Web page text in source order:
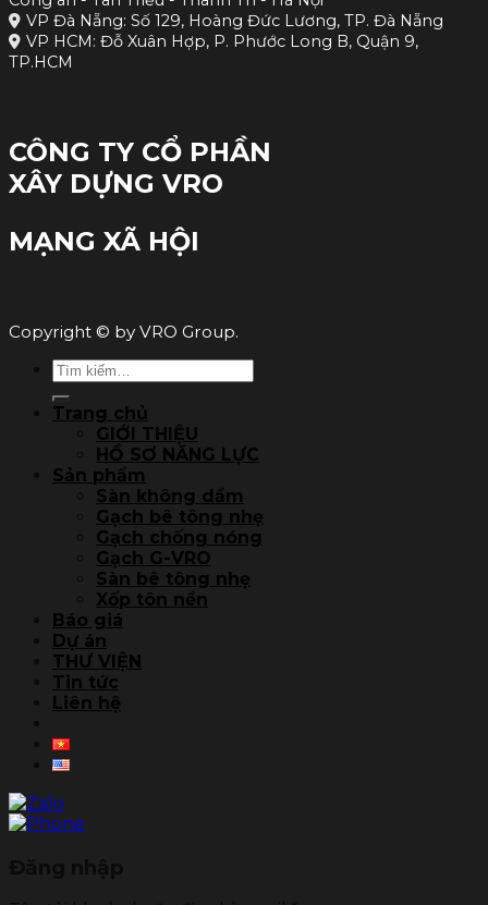
VP Đà Nẵng: Số 129, Hoàng Đức Lương, TP. Đà Nẵng
VP HCM: Đỗ Xuân Hợp, P. Phước Long B, Quận 9,
TP.HCM
CÔNG TY CỔ PHẦN
XÂY DỰNG VRO
MẠNG XÃ HỘI
Copyright © by VRO Group.
Tìm
kiếm:
Trang chủ
GIỚI THIỆU
HỒ SƠ NĂNG LỰC
Sản phẩm
Sàn không dầm
Gạch bê tông nhẹ
Gạch chống nóng
Gạch G-VRO
Sàn bê tông nhẹ
Xốp tôn nền
Báo giá
Dự án
THƯ VIỆN
Tin tức
Liên hệ